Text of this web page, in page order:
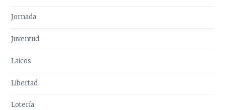
Jornada
Juventud
Laicos
Libertad
Lotería